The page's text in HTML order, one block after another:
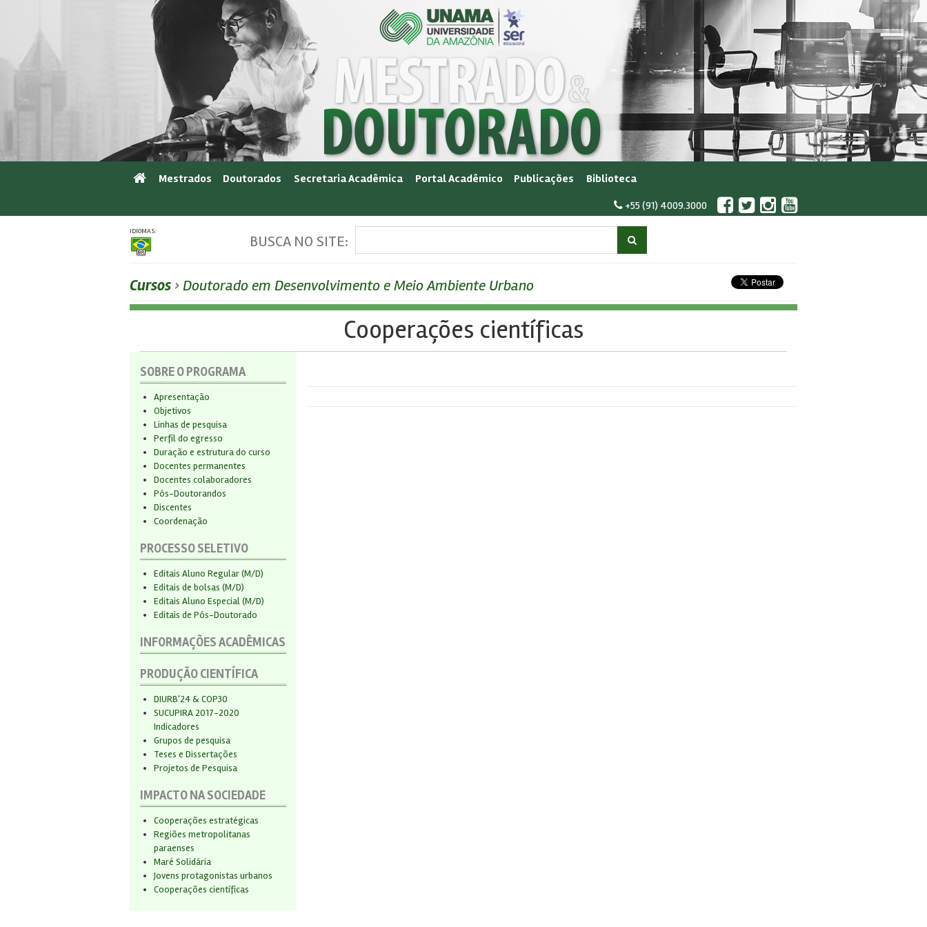
Mestrados Doutorados Secretaria Acadêmica Portal Acadêmico Publicações
Biblioteca
+55 (91) 4009.3000
BUSCA NO SITE:
IDIOMAS:
Cursos› Doutorado em Desenvolvimento e Meio Ambiente Urbano
Cooperações científicas
SOBRE O PROGRAMA
Apresentação
Objetivos
Linhas de pesquisa
Perfil do egresso
Duração e estrutura do curso
Docentes permanentes
Docentes colaboradores
Pós-Doutorandos
Discentes
Coordenação
PROCESSO SELETIVO
Editais Aluno Regular (M/D)
Editais de bolsas (M/D)
Editais Aluno Especial (M/D)
Editais de Pós-Doutorado
INFORMAÇÕES ACADÊMICAS
PRODUÇÃO CIENTÍFICA
DIURB'24 & COP30
SUCUPIRA 2017-2020
Indicadores
Grupos de pesquisa
Teses e Dissertações
Projetos de Pesquisa
IMPACTO NA SOCIEDADE
Cooperações estratégicas
Regiões metropolitanas
paraenses
Maré Solidária
Jovens protagonistas urbanos
Cooperações científicas